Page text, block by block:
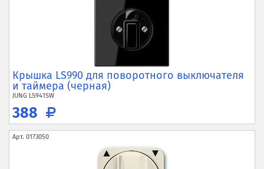
Крышка LS990 для поворотного выключателя
и таймера (черная)
JUNG LS941SW
388
Арт. 0173050